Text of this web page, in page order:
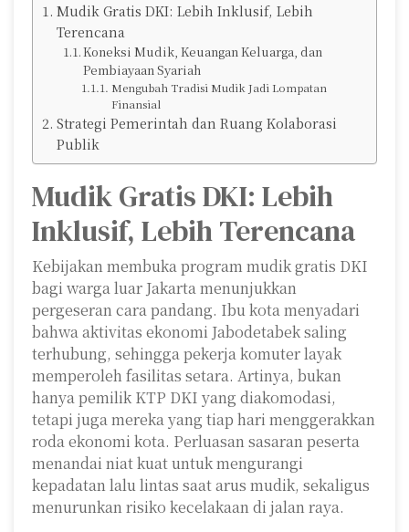
Mudik Gratis DKI: Lebih Inklusif, Lebih
Terencana
Koneksi Mudik, Keuangan Keluarga, dan
Pembiayaan Syariah
Mengubah Tradisi Mudik Jadi Lompatan
Finansial
Strategi Pemerintah dan Ruang Kolaborasi
Publik
Mudik Gratis DKI: Lebih
Inklusif, Lebih Terencana
Kebijakan membuka program mudik gratis DKI
bagi warga luar Jakarta menunjukkan
pergeseran cara pandang. Ibu kota menyadari
bahwa aktivitas ekonomi Jabodetabek saling
terhubung, sehingga pekerja komuter layak
memperoleh fasilitas setara. Artinya, bukan
hanya pemilik KTP DKI yang diakomodasi,
tetapi juga mereka yang tiap hari menggerakkan
roda ekonomi kota. Perluasan sasaran peserta
menandai niat kuat untuk mengurangi
kepadatan lalu lintas saat arus mudik, sekaligus
menurunkan risiko kecelakaan di jalan raya.